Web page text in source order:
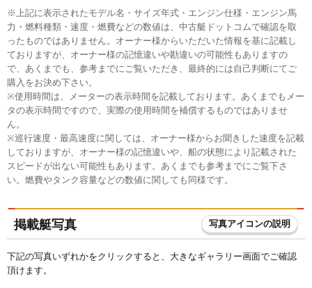
※上記に表示されたモデル名・サイズ年式・エンジン仕様・エンジン馬
力・燃料種類・速度・燃費などの数値は、中古艇ドットコムで確認を取
ったものではありません。オーナー様からいただいた情報を基に記載し
ておりますが、オーナー様の記憶違いや勘違いの可能性もありますの
で、あくまでも、参考までにご覧いただき、最終的には自己判断にてご
購入をお決め下さい。
※使用時間は、メーターの表示時間を記載しております。あくまでもメー
タの表示時間ですので、実際の使用時間を補償するものではありませ
ん。
※巡行速度・最高速度に関しては、オーナー様からお聞きした速度を記載
しておりますが、オーナー様の記憶違いや、船の状態により記載された
スピードが出ない可能性もあります。あくまでも参考までにご覧下さ
い。燃費やタンク容量などの数値に関しても同様です。
掲載艇写真 写真アイコンの説明
下記の写真いずれかをクリックすると、大きなギャラリー画面でご確認
頂けます。